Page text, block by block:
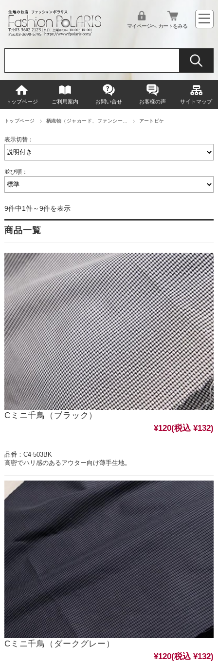
マイページへ カートをみる
トップページ ご利用案内 お問い合せ お客様の声 サイトマップ
トップページ 柄織物（ジャカード、ファンシー… アートピケ
表示切替：
並び順：
9件中1件～9件を表示
商品一覧
Cミニ千鳥（ブラック）
¥120(税込 ¥132)
品番：C4-503BK
高密でハリ感のあるアウター向け薄手生地。
Cミニ千鳥（ダークグレー）
¥120(税込 ¥132)